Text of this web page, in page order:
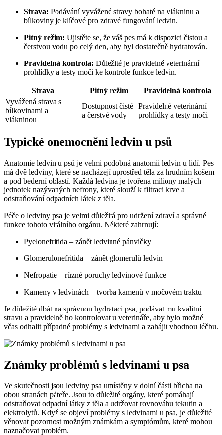
Strava: Podávání vyvážené stravy bohaté na⁤ vlákninu a
bílkoviny je klíčové pro zdravé fungování‌ ledvin.
Pitný režim: Ujistěte se, že váš pes má k dispozici čistou a⁣
čerstvou vodu po celý den, aby‌ byl dostatečně⁢ hydratován.
Pravidelná kontrola: Důležité je pravidelné veterinární
prohlídky⁣ a testy moči ke kontrole funkce ledvin.
Strava Pitný ​režim
Pravidelná kontrola
Vyvážená strava s
bílkovinami a​
vlákninou
Dostupnost ‍čisté
a čerstvé vody
Pravidelné veterinární
prohlídky a testy moči
Typické onemocnění ledvin u psů
Anatomie ledvin u psů je velmi podobná anatomii ledvin u lidí. Pes‌
má dvě ledviny, které se nacházejí uprostřed těla za hrudním košem
a pod bederní oblastí. Každá ⁤ledvina⁢ je tvořena ​miliony⁣ malých
jednotek nazývaných nefrony, které slouží k filtraci krve a
odstraňování ‌odpadních látek z těla.
Péče o⁤ ledviny psa ​je velmi důležitá pro udržení zdraví a správné
funkce tohoto vitálního orgánu. Některé zahrnují:
Pyelonefritida – zánět ledvinné ⁢pánvičky
Glomerulonefritida – zánět glomerulů ledvin
Nefropatie – různé poruchy ledvinové funkce
Kameny v ledvinách⁢ – tvorba kamenů v močovém traktu
Je důležité dbát na správnou hydrataci psa, podávat mu kvalitní
stravu a pravidelně ho kontrolovat u veterináře, aby ⁢bylo⁤ možné
včas odhalit případné problémy s ledvinami⁣ a zahájit vhodnou léčbu.
Známky problémů s⁤ ledvinami u psa
Ve skutečnosti jsou ledviny psa umístěny v dolní části břicha na
obou stranách⁣ páteře. Jsou to důležité‌ orgány, které ⁣pomáhají
odstraňovat odpadní látky z těla a ​udržovat rovnováhu ‌tekutin a
elektrolytů. Když se objeví problémy ‌s ledvinami u psa, je důležité⁣
věnovat pozornost možným známkám a ‌symptómům, které mohou
naznačovat problém.